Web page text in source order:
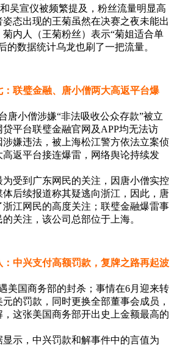
吴宣仪被频繁提及，粉丝流量明显高
态出现的王菊虽然在决赛之夜未能出
内人（王菊粉丝）表示“菊姐适合单
的数据统计乌龙也刷了一把流量。
联璧金融、唐小僧两大高返平台爆
小僧涉嫌“非法吸收公众存款”被立
平台联璧金融官网及APP均无法访
涉嫌违法，被上海松江警方依法立案侦
返平台接连爆雷，网络舆论持续发
到广东网民的关注，因唐小僧实控
体后续报道称其疑逃向浙江，因此，唐
江网民的高度关注；联璧金融爆雷事
关注，该公司总部位于上海。
兴支付高额罚款，复牌之路再起波
国商务部的封杀；事情在6月迎来转
的罚款，同时更换全部董事会成员，
这张美国商务部开出史上金额最高的
，中兴罚款和解事件中的言值为